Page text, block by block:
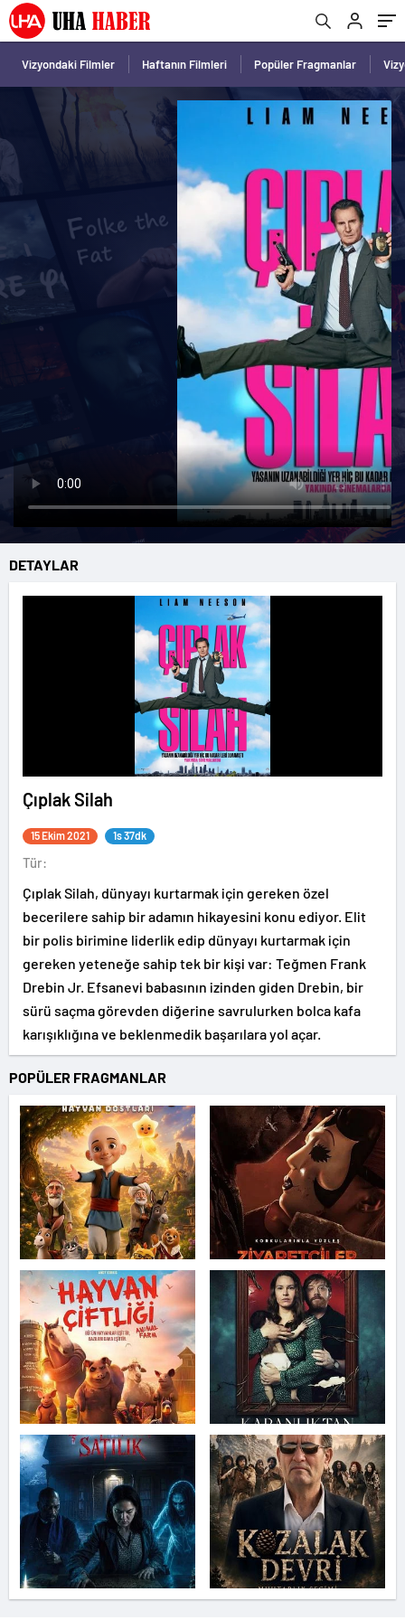
Vizyondaki Filmler Haftanın Filmleri Popüler Fragmanlar
DETAYLAR
Çıplak Silah
15 Ekim 2021 1s 37dk
Tür:
Çıplak Silah, dünyayı kurtarmak için gereken özel
becerilere sahip bir adamın hikayesini konu ediyor. Elit
bir polis birimine liderlik edip dünyayı kurtarmak için
gereken yeteneğe sahip tek bir kişi var: Teğmen Frank
Drebin Jr. Efsanevi babasının izinden giden Drebin, bir
sürü saçma görevden diğerine savrulurken bolca kafa
karışıklığına ve beklenmedik başarılara yol açar.
POPÜLER FRAGMANLAR